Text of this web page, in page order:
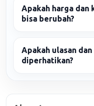
Apakah harga dan
bisa berubah?
Apakah ulasan
diperhatikan?